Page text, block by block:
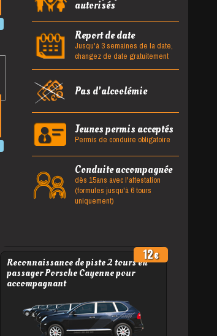
autorisés
Report de date
Jusqu'à 3 semaines de la date,
changez de date gratuitement
Pas d'alcoolémie
Jeunes permis acceptés
Permis de conduire obligatoire
Conduite accompagnée
dès 15ans avec l'attestation
(formules jusqu'à 6 tours
uniquement)
Reconnaissance de piste 2 tours en
passager Porsche Cayenne pour
accompagnant
12